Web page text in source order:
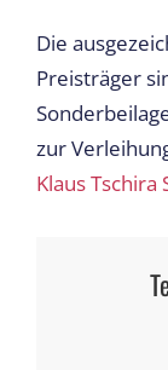
Die
Preisträger
zur
Klaus Tschira